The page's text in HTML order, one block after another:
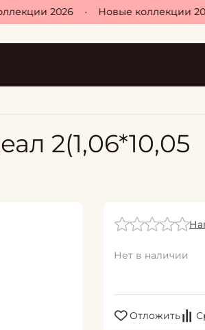
2026 • Новые коллекции 2026
2(1,06*10,05
Нет в наличии
Отложить